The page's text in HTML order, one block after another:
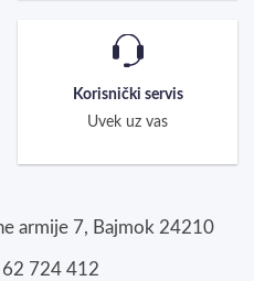
Korisnički servis
Uvek uz vas
armije 7, Bajmok 24210
724 412